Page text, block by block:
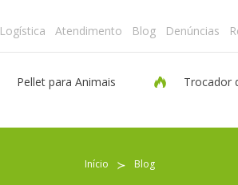
Logística Atendimento Blog Denúncias
Pellet para Animais Trocador
Início ≻ Blog
Pellet para Aquecimento